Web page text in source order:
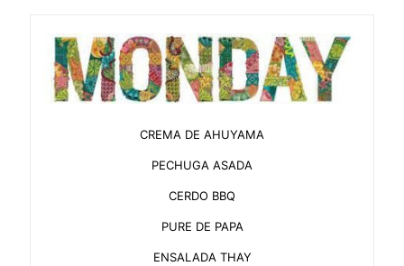
CREMA DE AHUYAMA
PECHUGA ASADA
CERDO BBQ
PURE DE PAPA
ENSALADA THAY